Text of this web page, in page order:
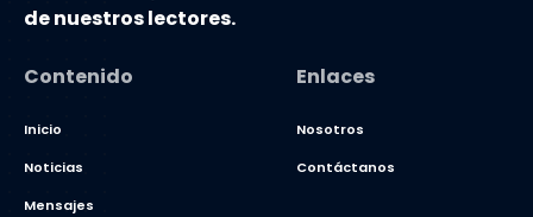
de nuestros lectores.
Contenido
Inicio
Noticias
Mensajes
Enlaces
Nosotros
Contáctanos